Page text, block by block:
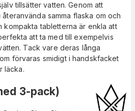
tillsätter vatten. Genom att
samma flaska om och
kompakta tabletterna är enkla att
att ta med till exempelvis
Tack vare deras långa
förvaras smidigt i handskfacket
läcka.
3-pack)